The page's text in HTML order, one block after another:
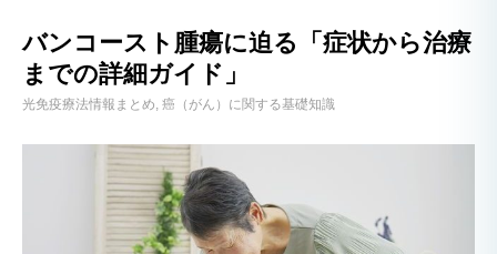
バンコースト腫瘍に迫る「症状から治療
までの詳細ガイド」
光免疫療法情報まとめ 癌（がん）に関する基礎知識